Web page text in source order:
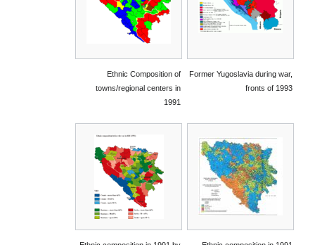
Former Yugoslavia during war,
fronts of 1993
Ethnic Composition of
towns/regional centers in
1991